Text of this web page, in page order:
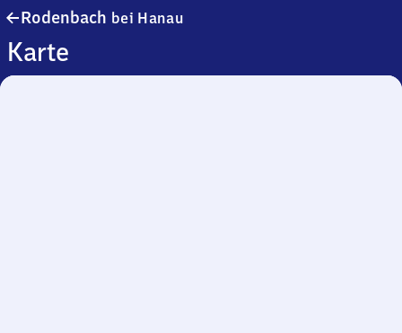
Rodenbach bei HanauRodenbach
Karte